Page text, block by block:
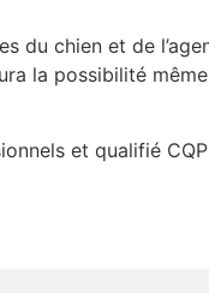
du chien et de
la possibilité
et qualifié